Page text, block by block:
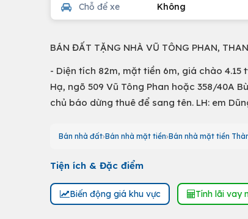
Chỗ để xe Không
BÁN ĐẤT TẶNG NHÀ VŨ TÔNG PHAN,
- Diện tích 82m, mặt tiền 6m, giá chào
Hạ, ngõ 509 Vũ Tông Phan hoặc 358/40A
chủ báo dừng thuê để sang tên. LH: em
Bán nhà đất Bán nhà mặt tiền Bán nhà mặt tiền
Tiện ích & Đặc điểm
Biến động giá khu vực Tính lãi vay